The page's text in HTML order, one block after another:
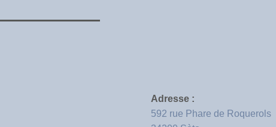
Adresse :
592 rue Phare de Roquerols